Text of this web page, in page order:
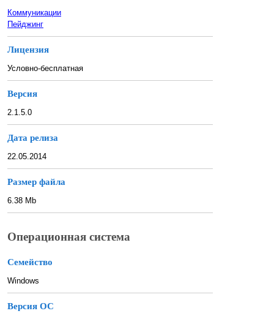
Коммуникации
Пейджинг
Лицензия
Условно-бесплатная
Версия
2.1.5.0
Дата релиза
22.05.2014
Размер файла
6.38 Mb
Операционная система
Семейство
Windows
Версия ОС